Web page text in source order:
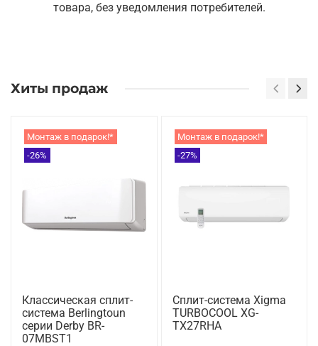
товара, без уведомления потребителей.
Хиты продаж
Монтаж в подарок!*
-26%
Классическая сплит-
система Berlingtoun
серии Derby BR-
07MBST1
Монтаж в подарок!*
-27%
Сплит-система Xigma
TURBOCOOL XG-
TX27RHA